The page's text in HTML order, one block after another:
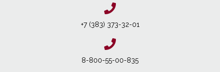
+7 (383) 373-32-01
8-800-55-00-835